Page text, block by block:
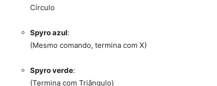
Círculo
Spyro azul:
(Mesmo comando, termina com X)
Spyro verde:
(Termina com Triângulo)